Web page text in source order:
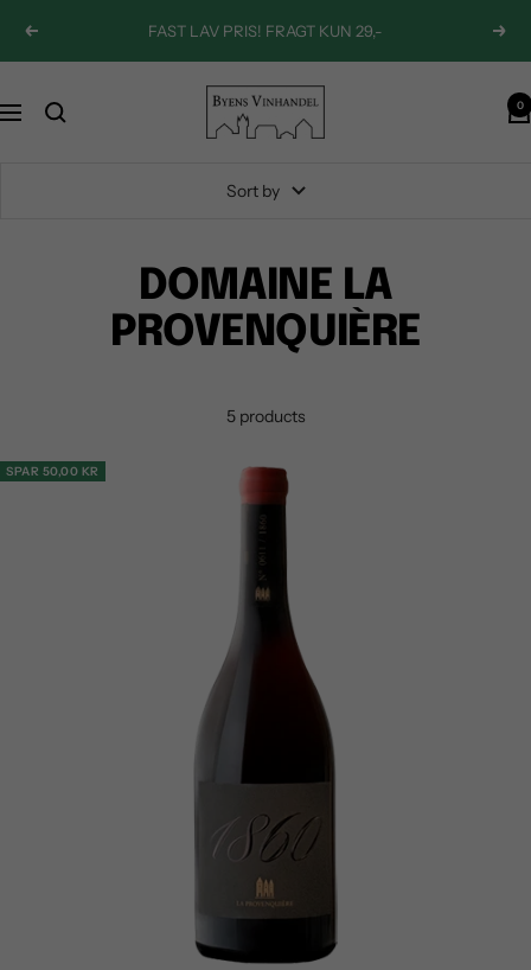
Previous FAST LAV PRIS! FRAGT KUN 29,- Next
Navigation
Byens
Vinhandel
0
Sort by
DOMAINE LA
PROVENQUIÈRE
5 products
SPAR 50,00 KR